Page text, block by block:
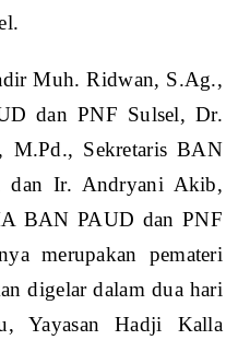
Muh. Ridwan, S.Ag.,
dan PNF Sulsel, Dr.
M.Pd., Sekretaris BAN
dan Ir. Andryani Akib,
BAN PAUD dan PNF
merupakan pemateri
digelar dalam dua hari
Yayasan Hadji Kalla